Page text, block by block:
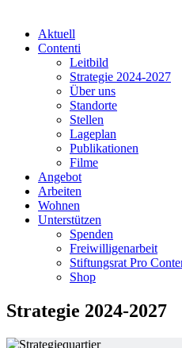
Aktuell
Contenti
Leitbild
Strategie 2024-2027
Über uns
Standorte
Stellen
Lageplan
Publikationen
Filme
Angebot
Arbeiten
Wohnen
Unterstützen
Spenden
Freiwilligenarbeit
Stiftungsrat Pro
Shop
Strategie 2024-2027